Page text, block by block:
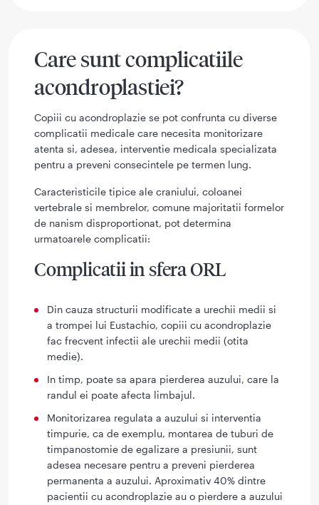
Care sunt complicatiile
acondroplastiei?
Copiii cu acondroplazie se pot confrunta cu diverse
complicatii medicale care necesita monitorizare
atenta si, adesea, interventie medicala specializata
pentru a preveni consecintele pe termen lung.
Caracteristicile tipice ale craniului, coloanei
vertebrale si membrelor, comune majoritatii formelor
de nanism disproportionat, pot determina
urmatoarele complicatii:
Complicatii in sfera ORL
Din cauza structurii modificate a urechii medii si
a trompei lui Eustachio, copiii cu acondroplazie
fac frecvent infectii ale urechii medii (otita
medie).
In timp, poate sa apara pierderea auzului, care la
randul ei poate afecta limbajul.
Monitorizarea regulata a auzului si interventia
timpurie, ca de exemplu, montarea de tuburi de
timpanostomie de egalizare a presiunii, sunt
adesea necesare pentru a preveni pierderea
permanenta a auzului. Aproximativ 40% dintre
pacientii cu acondroplazie au o pierdere a auzului